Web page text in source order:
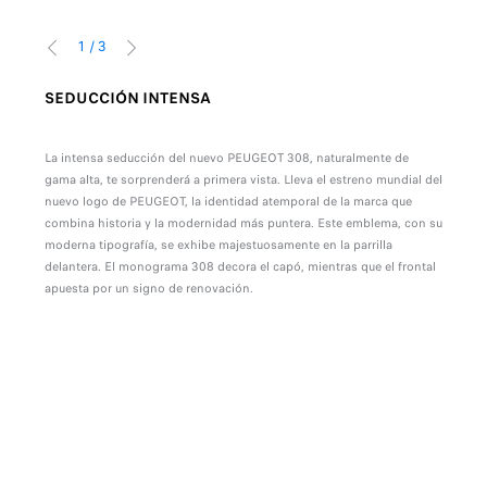
1 / 3
en versión GT
SEDUCCIÓN INTENSA
La intensa seducción del nuevo PEUGEOT 308, naturalmente de
gama alta, te sorprenderá a primera vista. Lleva el estreno mundial del
nuevo logo de PEUGEOT, la identidad atemporal de la marca que
combina historia y la modernidad más puntera. Este emblema, con su
moderna tipografía, se exhibe majestuosamente en la parrilla
delantera. El monograma 308 decora el capó, mientras que el frontal
apuesta por un signo de renovación.